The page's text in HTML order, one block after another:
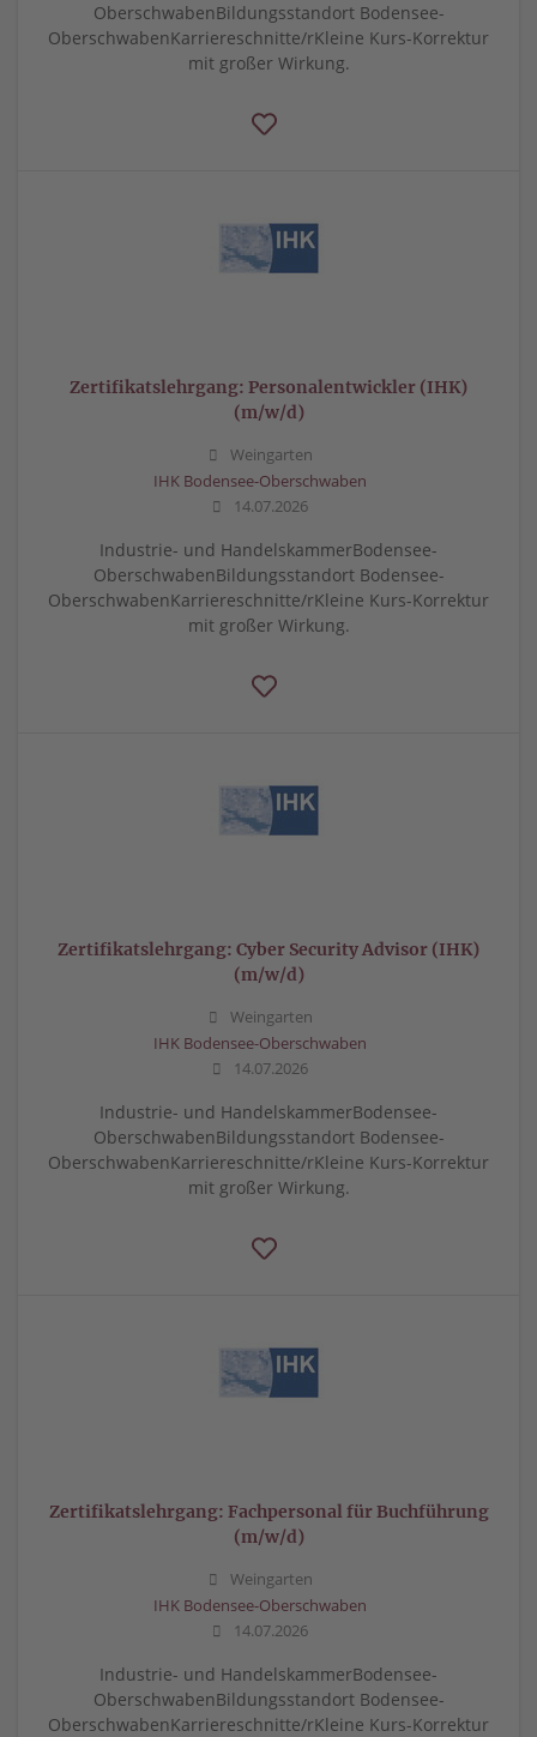
OberschwabenBildungsstandort Bodensee-
OberschwabenKarriereschnitte/rKleine Kurs-Korrektur
mit großer Wirkung.
Zertifikatslehrgang: Personalentwickler (IHK)
(m/w/d)
Weingarten
IHK Bodensee-Oberschwaben
14.07.2026
Industrie- und HandelskammerBodensee-
OberschwabenBildungsstandort Bodensee-
OberschwabenKarriereschnitte/rKleine Kurs-Korrektur
mit großer Wirkung.
Zertifikatslehrgang: Cyber Security Advisor (IHK)
(m/w/d)
Weingarten
IHK Bodensee-Oberschwaben
14.07.2026
Industrie- und HandelskammerBodensee-
OberschwabenBildungsstandort Bodensee-
OberschwabenKarriereschnitte/rKleine Kurs-Korrektur
mit großer Wirkung.
Zertifikatslehrgang: Fachpersonal für Buchführung
(m/w/d)
Weingarten
IHK Bodensee-Oberschwaben
14.07.2026
Industrie- und HandelskammerBodensee-
OberschwabenBildungsstandort Bodensee-
OberschwabenKarriereschnitte/rKleine Kurs-Korrektur